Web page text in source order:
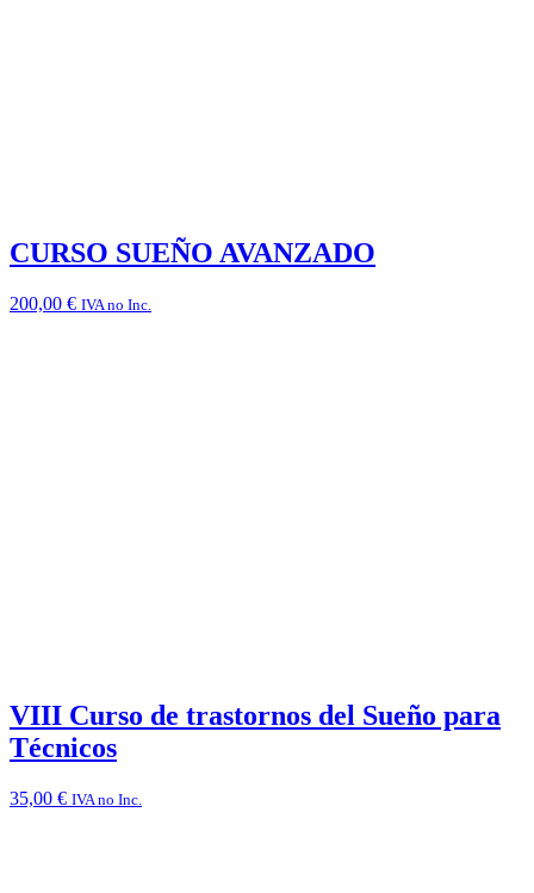
CURSO SUEÑO AVANZADO
200,00 € IVA no Inc.
VIII Curso de trastornos del Sueño para
Técnicos
35,00 € IVA no Inc.